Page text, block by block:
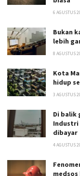
6 AGUSTUS
Bukan
lebih
8 AGUSTUS
Kota
hidup
3 AGUSTUS
Di balik
Industri
dibayar
4 AGUSTUS